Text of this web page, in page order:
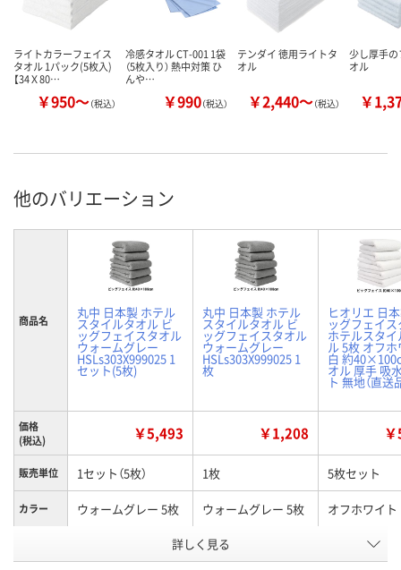
ライトカラーフェイス
タオル 1パック(5枚入)
【34Ｘ80…
￥950～（税込）
冷感タオル CT-001 1袋
（5枚入り） 熱中対策 ひ
んや…
￥990（税込）
テンダイ 徳用ライトタ
オル
￥2,440～（税込）
少し厚手
オル
￥
他のバリエーション
商品名 丸中 日本製 ホテル
スタイルタオル ビ
ッグフェイスタオル
ウォームグレー
HSLs303X999025 1
セット(5枚)
丸中 日本製 ホテル
スタイルタオル ビ
ッグフェイスタオル
ウォームグレー
HSLs303X999025 1
枚
ヒオリエ 日
ッグフェイ
ホテルスタ
ル 5枚 オフ
白 約
オル 厚手 吸
ト 無地（直送
価格
(税込)
￥5,493 ￥1,208
販売単位 1セット（5枚） 1枚 5枚セット
カラー ウォームグレー 5枚 ウォームグレー 5枚 オフホワイト
XN25094 P637226
詳しく見る